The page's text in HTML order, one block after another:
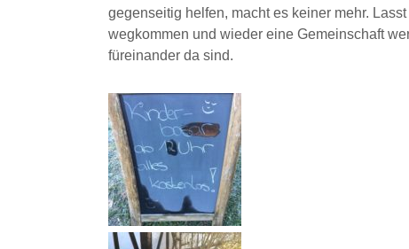
gegenseitig helfen, macht es keiner mehr.
wegkommen und wieder eine Gemeinschaft
füreinander da sind.